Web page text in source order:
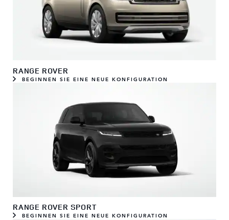
RANGE ROVER
BEGINNEN SIE EINE NEUE KONFIGURATION
RANGE ROVER SPORT
BEGINNEN SIE EINE NEUE KONFIGURATION